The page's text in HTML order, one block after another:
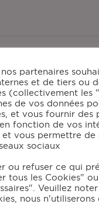
partenaires
et de tiers ou
(collectivement les
de vos données
et vous fournir des
fonction de vos
vous permettre de
sociaux
ou refuser ce qui
tous les Cookies"
Veuillez
nous n'utiliserons